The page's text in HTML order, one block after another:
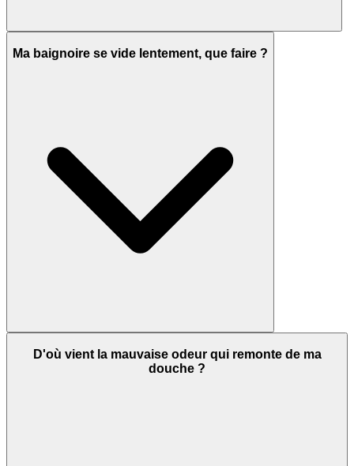
Ma baignoire se vide lentement, que faire ?
D'où vient la mauvaise odeur qui remonte de ma
douche ?